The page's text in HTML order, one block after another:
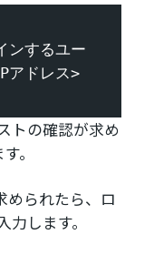
ンするユー
アドレス>
トの確認が求め
。
められたら、ロ
します。